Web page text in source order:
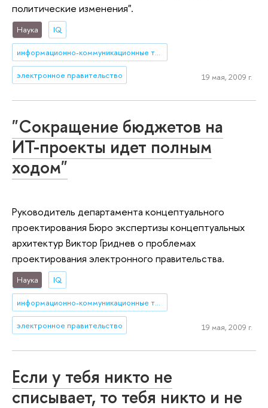
политические изменения".
Наука IQ
информационно-коммуникационные технологии
электронное правительство 19 мая, 2009 г.
"Сокращение бюджетов на
ИТ-проекты идет полным
ходом"
Руководитель департамента концептуального
проектирования Бюро экспертизы концептуальных
архитектур Виктор Гриднев о проблемах
проектирования электронного правительства.
Наука IQ
информационно-коммуникационные технологии
электронное правительство 19 мая, 2009 г.
Если у тебя никто не
списывает, то тебя никто и не